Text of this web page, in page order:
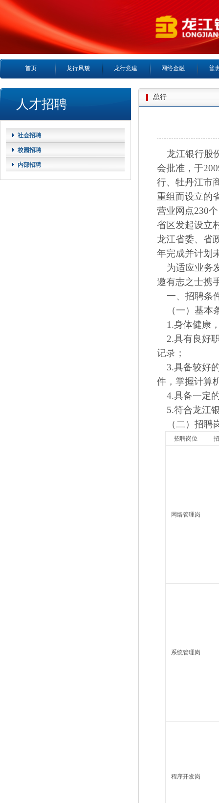
首页 龙行风貌 龙行党建 网络金融 普
人才招聘
社会招聘
校园招聘
内部招聘
总行
龙江银行股
会批准，于
行、牡丹江市
重组而设立的
营业网点230
省区发起设立
龙江省委、省
年完成并计划
为适应业务
邀有志之士携
一、招聘条
（一）基本
1.身体健康
2.具有良好
记录；
3.具备较好
件，掌握计算
4.具备一定
5.符合龙江
（二）招聘
招聘岗位
网络管理岗
系统管理岗
程序开发岗